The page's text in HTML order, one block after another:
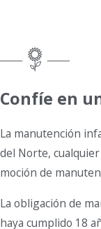
Confíe en
La manutención
del Norte,
moción de
La obligación de
haya cumplido 18